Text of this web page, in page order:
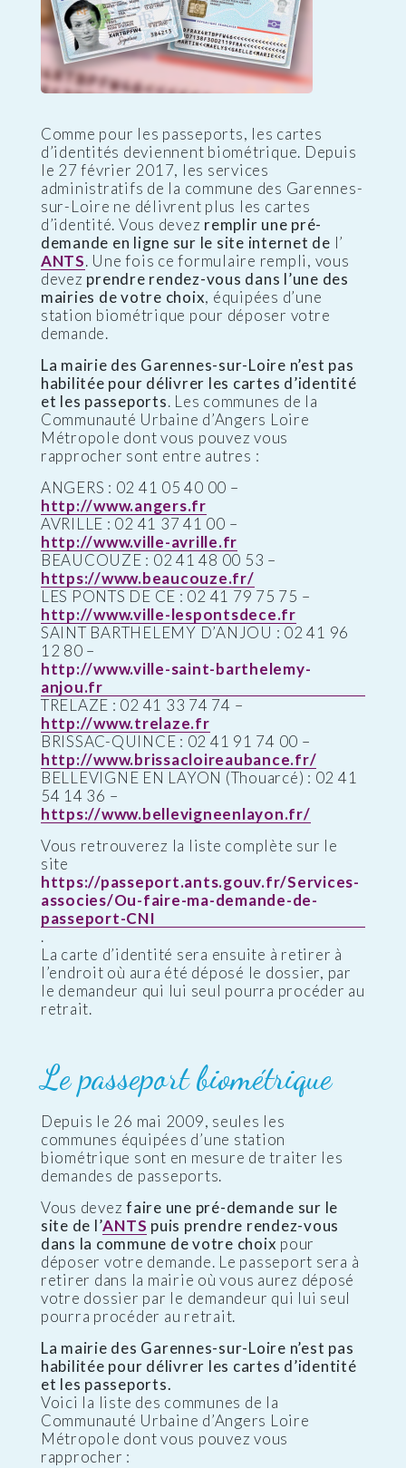
Comme pour les passeports, les cartes
d’identités deviennent biométrique. Depuis
le 27 février 2017, les services
administratifs de la commune des Garennes-
sur-Loire ne délivrent plus les cartes
d’identité. Vous devez remplir une pré-
demande en ligne sur le site internet de l’
ANTS. Une fois ce formulaire rempli, vous
devez prendre rendez-vous dans l’une des
mairies de votre choix, équipées d’une
station biométrique pour déposer votre
demande.
La mairie des Garennes-sur-Loire n’est pas
habilitée pour délivrer les cartes d’identité
et les passeports. Les communes de la
Communauté Urbaine d’Angers Loire
Métropole dont vous pouvez vous
rapprocher sont entre autres :
ANGERS : 02 41 05 40 00 –
http://www.angers.fr
AVRILLE : 02 41 37 41 00 –
http://www.ville-avrille.fr
BEAUCOUZE : 02 41 48 00 53 –
https://www.beaucouze.fr/
LES PONTS DE CE : 02 41 79 75 75 –
http://www.ville-lespontsdece.fr
SAINT BARTHELEMY D’ANJOU : 02 41 96
12 80 –
http://www.ville-saint-barthelemy-
anjou.fr
TRELAZE : 02 41 33 74 74 –
http://www.trelaze.fr
BRISSAC-QUINCE : 02 41 91 74 00 –
http://www.brissacloireaubance.fr/
BELLEVIGNE EN LAYON (Thouarcé) : 02 41
54 14 36 –
https://www.bellevigneenlayon.fr/
Vous retrouverez la liste complète sur le
site
https://passeport.ants.gouv.fr/Services-
associes/Ou-faire-ma-demande-de-
passeport-CNI
.
La carte d’identité sera ensuite à retirer à
l’endroit où aura été déposé le dossier, par
le demandeur qui lui seul pourra procéder au
retrait.
Le passeport biométrique
Depuis le 26 mai 2009, seules les
communes équipées d’une station
biométrique sont en mesure de traiter les
demandes de passeports.
Vous devezfaire une pré-demande sur le
site de l’ANTS puis prendre rendez-vous
dans la commune de votre choix pour
déposer votre demande. Le passeport sera à
retirer dans la mairie où vous aurez déposé
votre dossier par le demandeur qui lui seul
pourra procéder au retrait.
La mairie des Garennes-sur-Loire n’est pas
habilitée pour délivrer les cartes d’identité
et les passeports.
Voici la liste des communes de la
Communauté Urbaine d’Angers Loire
Métropole dont vous pouvez vous
rapprocher :